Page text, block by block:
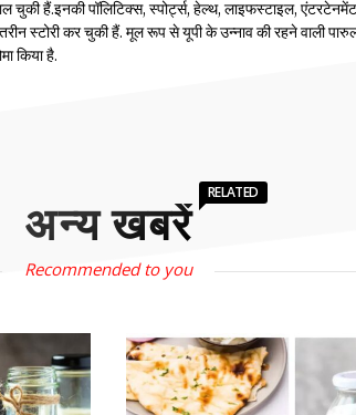
हैं.इनकी पॉलिटिक्स, स्पोर्ट्स, हेल्थ, लाइफस्टाइल, एंटरटेनमेंट
स्टोरी कर चुकी हैं. मूल रूप से यूपी के उन्नाव की रहने वाली
किया है.
अन्य खबरें
RELATED
Recommended to you